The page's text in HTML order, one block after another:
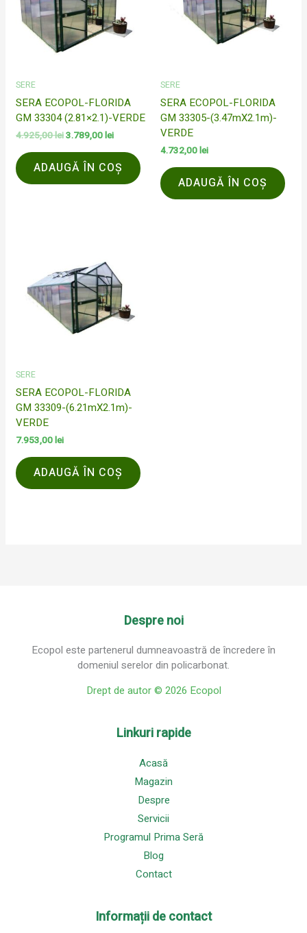
SERE
SERA ECOPOL-FLORIDA
GM 33304 (2.81×2.1)-VERDE
4.925,00lei3.789,00lei
ADAUGĂ ÎN COȘ
SERE
SERA ECOPOL-FLORIDA
GM 33305-(3.47mX2.1m)-
VERDE
4.732,00lei
ADAUGĂ ÎN COȘ
SERE
SERA ECOPOL-FLORIDA
GM 33309-(6.21mX2.1m)-
VERDE
7.953,00lei
ADAUGĂ ÎN COȘ
Despre noi
Ecopol este partenerul dumneavoastră de încredere în
domeniul serelor din policarbonat.
Drept de autor © 2026 Ecopol
Linkuri rapide
Acasă
Magazin
Despre
Servicii
Programul Prima Seră
Blog
Contact
Informații de contact